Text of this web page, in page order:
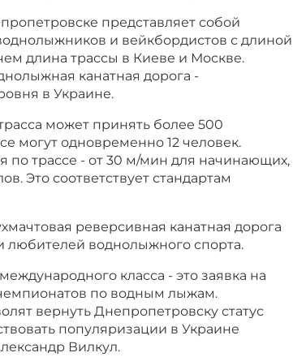
представляет собой
и вейкбордистов с длиной
длина трассы в Киеве и Москве.
канатная дорога -
в Украине.
может принять более 500
могут одновременно 12 человек.
по трассе - от 30 м/мин для начинающих,
Это соответствует стандартам
реверсивная канатная дорога
любителей воднолыжного спорта.
класса - это заявка на
по водным лыжам.
вернуть Днепропетровску статус
популяризации в Украине
Вилкул.